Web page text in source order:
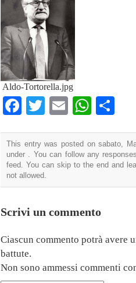
Aldo-Tortorella.jpg
Facebook
TwitterEmail
This entry was posted on sabato,
under . You can follow any
feed. You can skip to the end and
not allowed.
Scrivi un commento
Ciascun commento potrà avere
battute.
Non sono ammessi commenti